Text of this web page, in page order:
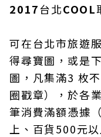
2017台北COOL
可在台北市旅遊
得尋寶圖，或是
圖，凡集滿3 枚
圈戳章），於各
筆消費滿額憑據
上、百貨500元